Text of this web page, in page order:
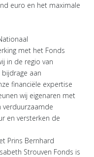
euro en het maximale
met het Fonds
in de regio van
aan
financiële expertise
wij eigenaren met
verduurzaamde
en versterken de
Prins Bernhard
Strouven Fonds is